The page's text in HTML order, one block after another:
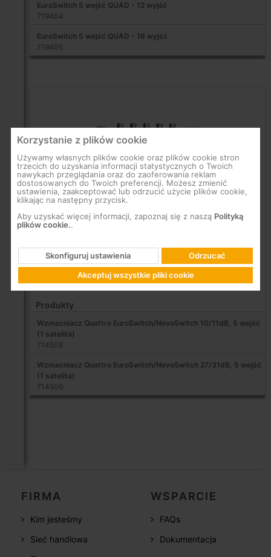
EuroSwitch 5 wejść QUAD - 12 wyjść
719404
EuroSwitch 5 wejść QUAD - 16 wyjść
719405
Akcesoria
Wzmacniacze do instalacji multiswitchowych
Produkty
Wzmacniacz Quattro EuroSwitch/NevoSwitch 10/11dB, 5 wejść
(1 satelita)
714508
Wzmacniacz Quattro EuroSwitch/NevoSwitch 27/31dB, 5 wejść
(1 satelita)
714509
FIRMA
Kim jesteśmy
Sieć handlowa
WSPARCIE
FAQs
Dokumentacja
Korzystanie z plików cookie
Używamy własnych plików cookie oraz plików cookie stron
trzecich do uzyskania informacji statystycznych o Twoich
nawykach przeglądania oraz do zaoferowania reklam
dostosowanych do Twoich preferencji. Możesz zmienić
ustawienia, zaakceptować lub odrzucić użycie plików cookie,
klikając na następny przycisk.
Aby uzyskać więcej informacji, zapoznaj się z naszą Polityką
plików cookie..
Skonfiguruj ustawienia
Odrzucać
Akceptuj wszystkie pliki cookie